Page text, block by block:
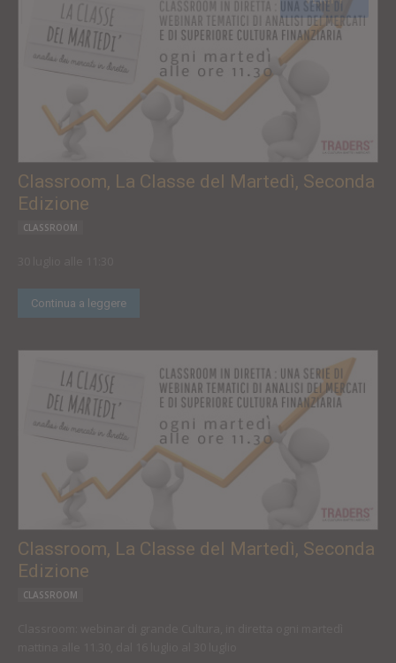
Classroom, La Classe del Martedì, Seconda
Edizione
CLASSROOM
Continua a leggere
Classroom, La Classe del Martedì, Seconda
Edizione
CLASSROOM